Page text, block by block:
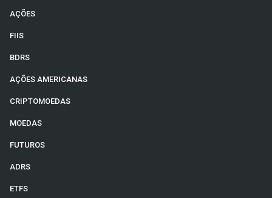
AÇÕES
FIIS
BDRS
AÇÕES AMERICANAS
CRIPTOMOEDAS
MOEDAS
FUTUROS
ADRS
ETFS